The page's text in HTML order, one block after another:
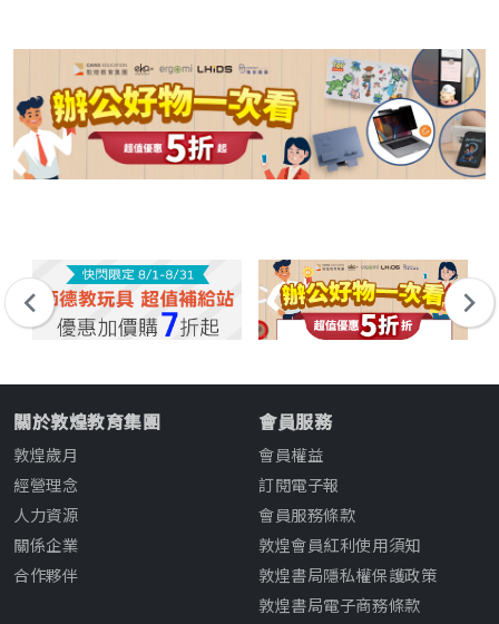
關於敦煌教育集團
敦煌歲月
經營理念
人力資源
關係企業
合作夥伴
會員服務
會員權益
訂閱電子報
會員服務條款
敦煌會員紅利使用須知
敦煌書局隱私權保護政策
敦煌書局電子商務條款